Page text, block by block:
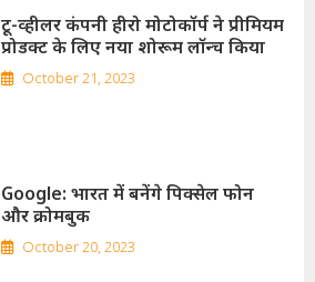
टू-व्हीलर कंपनी हीरो मोटोकॉर्प ने प्रीमियम
प्रोडक्ट के लिए नया शोरूम लॉन्च किया
October 21, 2023
Google: भारत में बनेंगे पिक्सेल फोन
और क्रोमबुक
October 20, 2023